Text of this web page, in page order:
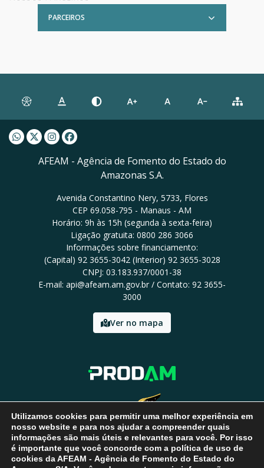
PARCEIROS
Whatsapp AFEAM
Twitter AFEAM
Instagram AFEAM
Facebook AFEAM
AFEAM - Agência de Fomento do Estado do
Amazonas S.A.
Avenida Constantino Nery, 5733, Flores
CEP 69.058-795 - Manaus - AM
Horário: 9h às 15h (segunda à sexta-feira)
Ligação gratuita: 0800 286 3066
Informações sobre financiamento:
(Capital) 92 3655-3042 (Interior) 92 3655-3028
CNPJ: 03.183.937/0001-38
E-mail: api@afeam.am.gov.br / Contato: 92 3655-
3000
Ver no mapa
Utilizamos cookies para permitir uma melhor experiência em
nosso website e para nos ajudar a compreender quais
informações são mais úteis e relevantes para você. Por isso
é importante que você concorde com a política de uso de
cookies da AFEAM - Agência de Fomento do Estado do